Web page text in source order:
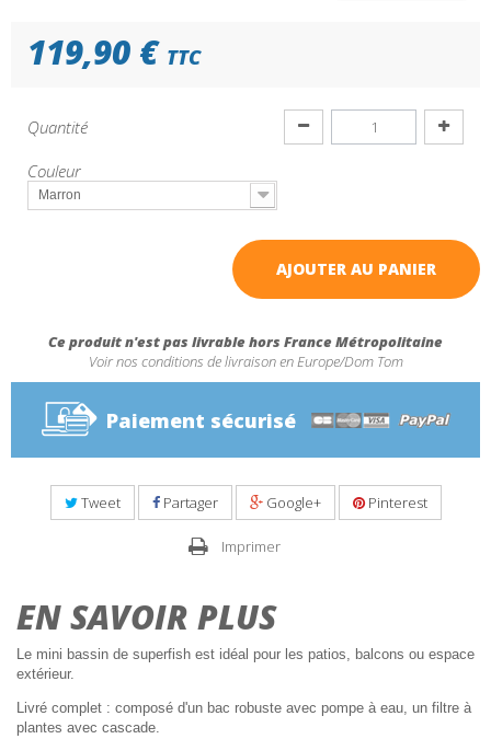
119,90 € TTC
Quantité
Couleur
Marron
AJOUTER AU PANIER
Ce produit n'est pas livrable hors France Métropolitaine
Voir nos conditions de livraison en Europe/Dom Tom
Paiement sécurisé
Tweet Partager Google+ Pinterest
Imprimer
EN SAVOIR PLUS
Le mini bassin de superfish est idéal pour les patios, balcons ou espace
extérieur.
Livré complet : composé d'un bac robuste avec pompe à eau, un filtre à
plantes avec cascade.